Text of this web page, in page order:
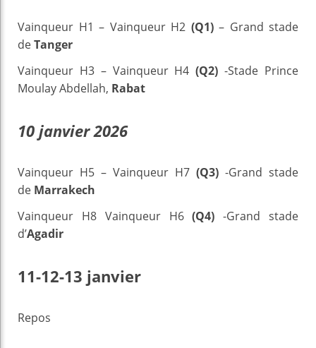
Vainqueur H1 – Vainqueur H2 (Q1) – Grand stade
deTanger
Vainqueur H3 – Vainqueur H4(Q2) -Stade Prince
Moulay Abdellah, Rabat
10 janvier 2026
Vainqueur H5 – Vainqueur H7 (Q3) -Grand stade
de Marrakech
Vainqueur H8 Vainqueur H6(Q4)-Grand stade
d’Agadir
11-12-13 janvier
Repos